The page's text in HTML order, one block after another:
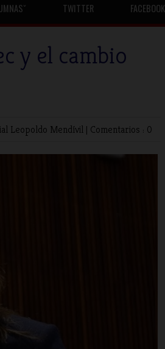
TWITTER FACEBOOK
y el cambio
Leopoldo Mendívil | Comentarios : 0